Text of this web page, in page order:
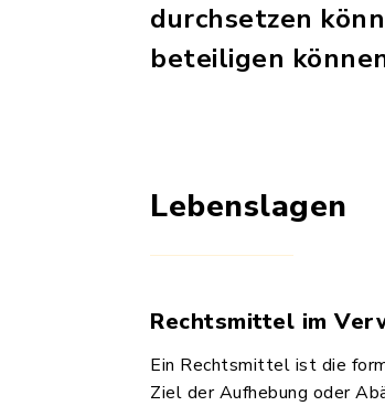
durchsetzen
beteiligen
Lebenslagen
Rechtsmittel im
Ein Rechtsmittel ist die
Ziel der Aufhebung oder